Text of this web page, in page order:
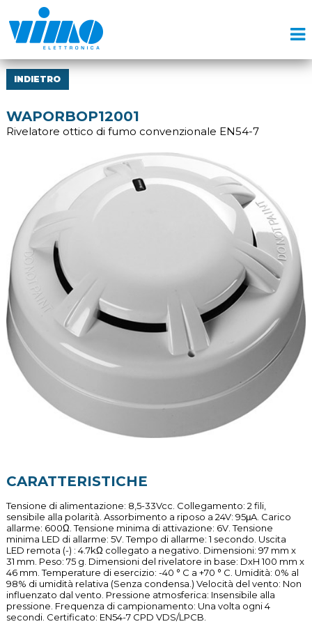
INDIETRO
WAPORBOP12001
Rivelatore ottico di fumo convenzionale EN54-7
CARATTERISTICHE
Tensione di alimentazione: 8,5-33Vcc. Collegamento: 2 fili,
sensibile alla polarità. Assorbimento a riposo a 24V: 95μA. Carico
allarme: 600Ω. Tensione minima di attivazione: 6V. Tensione
minima LED di allarme: 5V. Tempo di allarme: 1 secondo. Uscita
LED remota (-) : 4.7kΩ collegato a negativo. Dimensioni: 97 mm x
31 mm. Peso: 75 g. Dimensioni del rivelatore in base: DxH 100 mm x
46 mm. Temperature di esercizio: -40 ° C a +70 ° C. Umidità: 0% al
98% di umidità relativa (Senza condensa.) Velocità del vento: Non
influenzato dal vento. Pressione atmosferica: Insensibile alla
pressione. Frequenza di campionamento: Una volta ogni 4
secondi. Certificato: EN54-7 CPD VDS/LPCB.